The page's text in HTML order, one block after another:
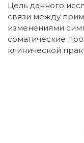
Цель данного
связи между
изменениями
соматические
клинической